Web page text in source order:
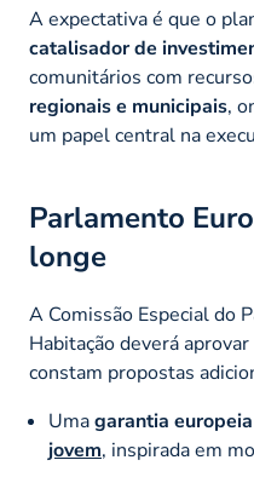
A expectativa é que o
catalisador de
comunitários com
regionais e municipais,
um papel central na
Parlamento
longe
A Comissão Especial do
Habitação deverá
constam propostas
Umagarantia
jovem, inspirada em